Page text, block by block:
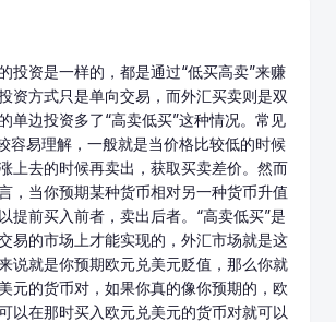
投资是一样的，都是通过“低买高卖”来赚
资方式只是单向交易，而外汇买卖则是双
单边投资多了“高卖低买”这种情况。常见
容易理解，一般就是当价格比较低的时候
上去的时候再卖出，获取买卖差价。然而
，当你预期某种货币相对另一种货币升值
提前买入前者，卖出后者。“高卖低买”是
易的市场上才能实现的，外汇市场就是这
说就是你预期欧元兑美元贬值，那么你就
元的货币对，如果你真的像你预期的，欧
以在那时买入欧元兑美元的货币对就可以